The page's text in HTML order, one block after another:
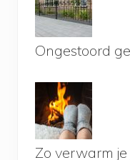
Ongestoord
Zo verwarm je